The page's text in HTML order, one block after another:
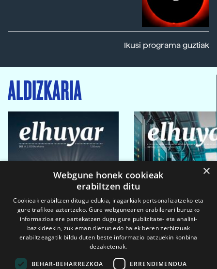
Ikusi programa guztiak
ALDIZKARIA
×
Webgune honek cookieak
erabiltzen ditu
Cookieak erabiltzen ditugu edukia, iragarkiak pertsonalizatzeko eta
gure trafikoa aztertzeko. Gure webgunearen erabilerari buruzko
informazioa ere partekatzen dugu gure publizitate- eta analisi-
bazkideekin, zuk eman diezun edo haiek beren zerbitzuak
erabiltzeagatik bildu duten beste informazio batzuekin konbina
dezaketenak.
BEHAR-BEHARREZKOA ERRENDIMENDUA